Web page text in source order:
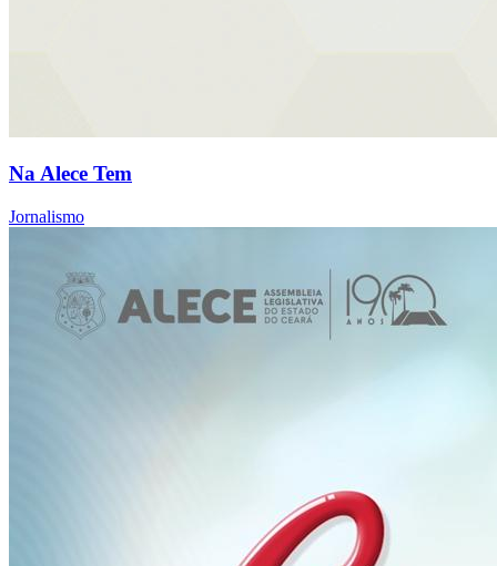
Na Alece Tem
Jornalismo